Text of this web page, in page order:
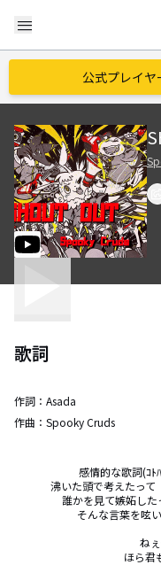
menu
公式プレイ
歌詞
作詞： Asada
作曲： Spooky Cruds
感情的な歌詞(ｺﾄ
沸いた頭で考えたって
誰かを見て嫉妬した
そんな言葉を呟
ね
ほら君